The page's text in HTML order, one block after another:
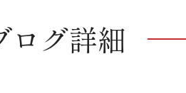
ログ詳細